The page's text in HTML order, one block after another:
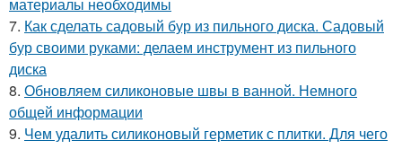
7. Как сделать садовый бур из пильного диска. Садовый
бур своими руками: делаем инструмент из пильного
диска
8. Обновляем силиконовые швы в ванной. Немного
общей информации
9. Чем удалить силиконовый герметик с плитки. Для чего